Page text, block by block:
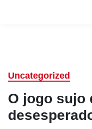
Uncategorized
O jogo sujo